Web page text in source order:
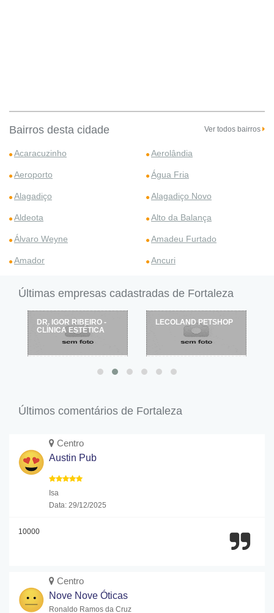
Bairros desta cidade Ver todos bairros
Acaracuzinho Aerolândia
Aeroporto Água Fria
Alagadiço Alagadiço Novo
Aldeota Alto da Balança
Álvaro Weyne Amadeu Furtado
Amador Ancuri
Últimas empresas cadastradas de Fortaleza
LECOLAND PETSHOP LAVANDERIA NA LATA
Últimos comentários de Fortaleza
Centro
Austin Pub
Isa
Data: 29/12/2025
10000
Centro
Nove Nove Óticas
Ronaldo Ramos da Cruz